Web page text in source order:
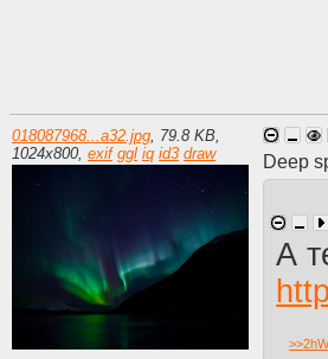
018087968...a32.jpg, 79.8 KB,
1024x800, exif ggl iq id3 draw
Deep
А
>>